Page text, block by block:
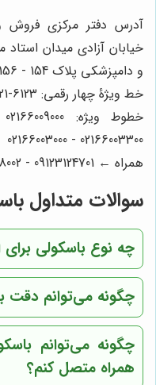
آدرس دفتر مرکزی فروش
و دامپزشکی پلاک 154 - 156 - 158
خط ویژۀ چهار رقمی: 6123-021
02166003300 - 02166003000
همراه ← 09123124701 - 09122108002 - 09122200108
سوالات متداول
چه نوع باسکولی
چگونه می‌توانم دقت
چگونه می‌توانم
همراه متصل کنم؟